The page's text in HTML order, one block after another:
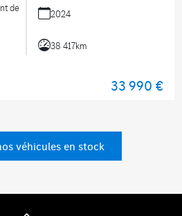
de
2024
38 417km
33 990 €
véhicules en stock